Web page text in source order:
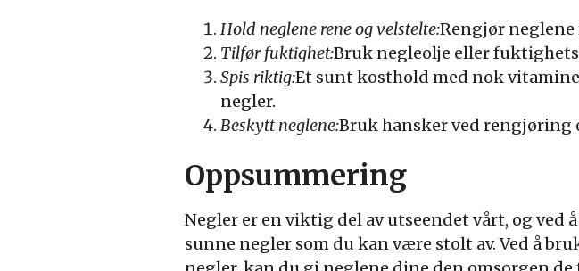
Hold neglene rene og velstelte:Rengjør neglene
Tilfør fuktighet:Bruk negleolje eller
Spis riktig:Et sunt kosthold med nok
negler.
Beskytt neglene:Bruk hansker ved rengjøring
Oppsummering
Negler er en viktig del av utseendet vårt, og ved
sunne negler som du kan være stolt av. Ved å